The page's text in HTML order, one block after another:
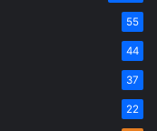
55
44
37
22